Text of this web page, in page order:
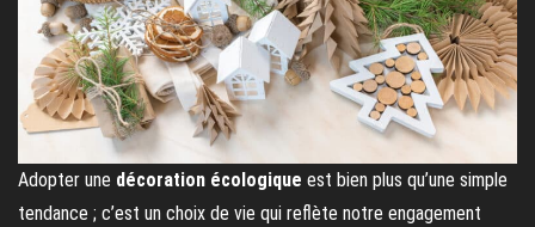
Adopter une décoration écologique est bien plus qu’une simple
tendance ; c’est un choix de vie qui reflète notre engagement